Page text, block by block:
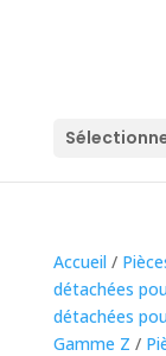
Accueil /
détachées
détachées
Gamme Z /